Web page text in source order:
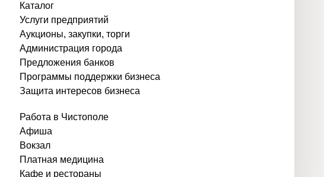
Каталог
Услуги предприятий
Аукционы, закупки, торги
Администрация города
Предложения банков
Программы поддержки бизнеса
Защита интересов бизнеса
Работа в Чистополе
Афиша
Вокзал
Платная медицина
Кафе и рестораны